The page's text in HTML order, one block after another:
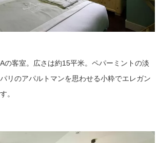
の客室。広さは約15平米。ペパーミントの淡
リのアパルトマンを思わせる小粋でエレガン
。